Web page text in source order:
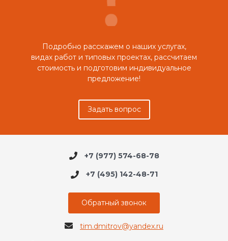
Подробно расскажем о наших услугах,
видах работ и типовых проектах, рассчитаем
стоимость и подготовим индивидуальное
предложение!
Задать вопрос
+7 (977) 574-68-78
+7 (495) 142-48-71
Обратный звонок
tim.dmitrov@yandex.ru